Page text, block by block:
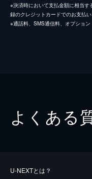
※決済時において支払金額に相当
録のクレジットカードでのお支払い
※通話料、SMS通信料、オプション
よくある
U-NEXTとは？